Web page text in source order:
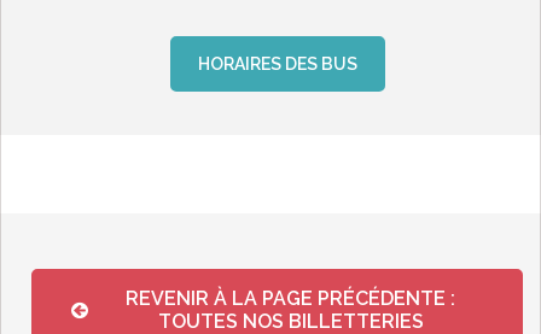
HORAIRES DES BUS
REVENIR À LA PAGE PRÉCÉDENTE :
TOUTES NOS BILLETTERIES